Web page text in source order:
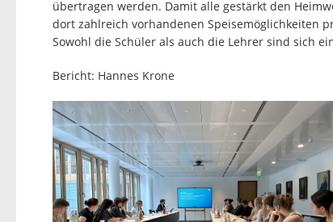
übertragen werden. Damit alle gestärkt den
dort zahlreich vorhandenen Speisemöglichkeiten
Sowohl die Schüler als auch die Lehrer sind sich
Bericht: Hannes Krone